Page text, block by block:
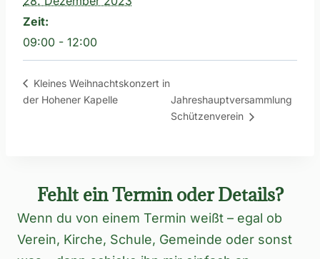
Zeit:
09:00 - 12:00
Kleines Weihnachtskonzert in
der Hohener Kapelle
Jahreshauptversammlung
Schützenverein
Fehlt ein Termin oder Details?
Wenn du von einem Termin weißt – egal ob
Verein, Kirche, Schule, Gemeinde oder sonst